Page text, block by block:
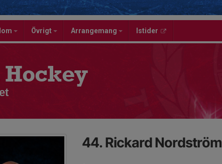
Övrigt Arrangemang Istider
44. Rickard Nordström